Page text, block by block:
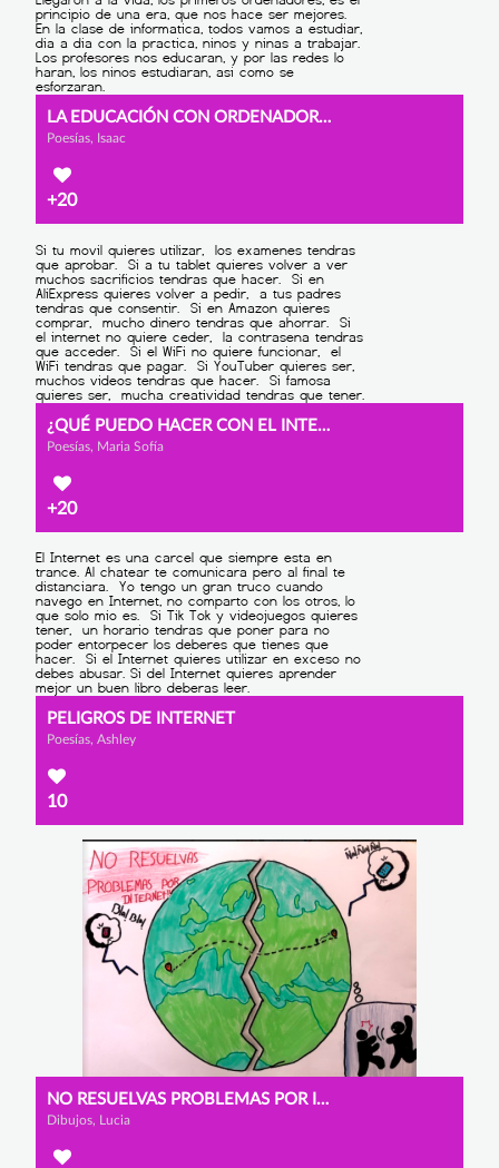
LA EDUCACIÓN CON ORDENADORES
Poesías, Isaac
+20
¿QUÉ PUEDO HACER CON EL INTERNET?
Poesías, Maria Sofía
+20
PELIGROS DE INTERNET
Poesías, Ashley
10
NO RESUELVAS PROBLEMAS POR INTERNET
Dibujos, Lucia